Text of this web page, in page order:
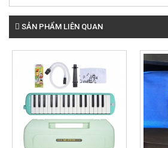
SẢN PHẨM LIÊN QUAN